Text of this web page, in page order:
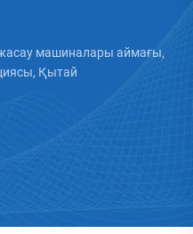
машиналары аймағы,
Қытай